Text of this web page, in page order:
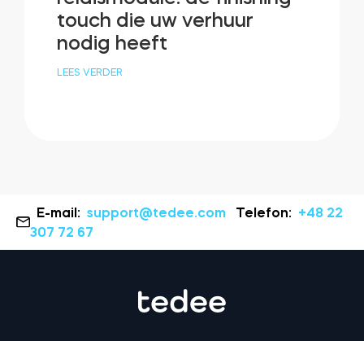
touch die uw verhuur
nodig heeft
LEES VERDER
E-mail: support@tedee.com Telefon: +48 22
307 72 67